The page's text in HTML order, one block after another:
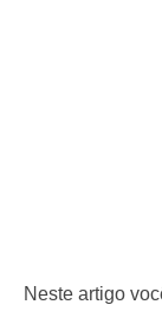
Neste artigo